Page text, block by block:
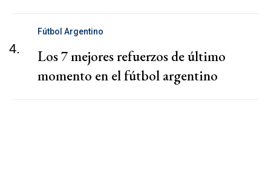
4.
Fútbol Argentino
Los 7 mejores refuerzos de último
momento en el fútbol argentino